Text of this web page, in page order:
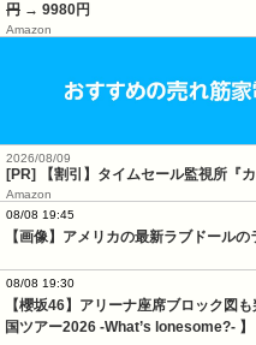
円 → 9980円
Amazon
2026/08/09
[PR] 【割引】タイムセール監視所『
Amazon
08/08 19:45
【画像】アメリカの最新ラブドール
08/08 19:30
【櫻坂46】アリーナ座席ブロック図
国ツアー2026 -What’s lonesome?- 】